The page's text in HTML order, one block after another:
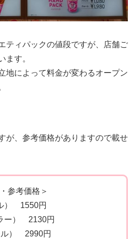
ティパックの値段ですが、店舗ご
ます。
地によって料金が変わるオープン
が、参考価格がありますので載せ
参考価格＞
） 1550円
ー） 2130円
ル） 2990円